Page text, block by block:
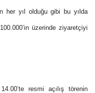
her yıl olduğu gibi bu yılda
üzerinde ziyaretçiyi
resmi açılış törenin